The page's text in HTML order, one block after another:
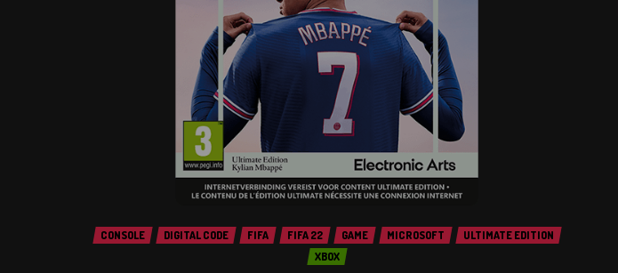
CONSOLE DIGITAL CODE FIFA FIFA 22 GAME MICROSOFT
ULTIMATE EDITION
XBOX